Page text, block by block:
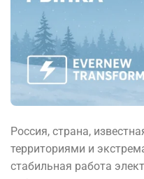
Россия, страна,
территориями и
стабильная работа